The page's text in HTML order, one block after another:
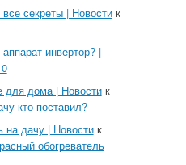
секреты | Новостик
инвертор? |
для дома | Новостик
кто поставил?
на дачу | Новостик
обогреватель